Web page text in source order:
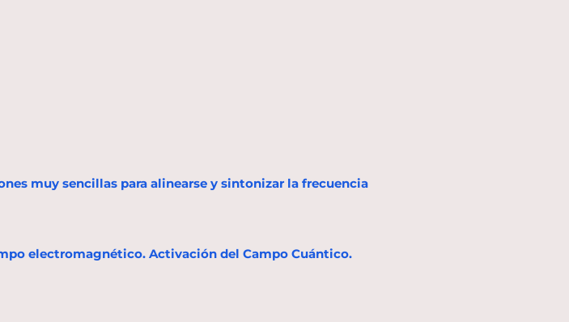
muy sencillas para alinearse y sintonizar la frecuencia
electromagnético. Activación del Campo Cuántico.